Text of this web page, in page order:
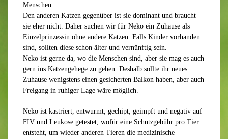
Menschen.
Den anderen Katzen gegenüber ist sie dominant und braucht
sie eher nicht. Daher suchen wir für Neko ein Zuhause als
Einzelprinzessin ohne andere Katzen. Falls Kinder vorhanden
sind, sollten diese schon älter und vernünftig sein.
Neko ist gerne da, wo die Menschen sind, aber sie mag es auch
gern ins Katzengehege zu gehen. Deshalb sollte ihr neues
Zuhause wenigstens einen gesicherten Balkon haben, aber auch
Freigang in ruhiger Lage wäre möglich.
Neko ist kastriert, entwurmt, gechipt, geimpft und negativ auf
FIV und Leukose getestet, wofür eine Schutzgebühr pro Tier
entsteht, um wieder anderen Tieren die medizinische